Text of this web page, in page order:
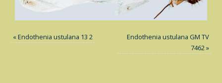
«Endothenia ustulana 13 2
Endothenia ustulana GM TV
7462»